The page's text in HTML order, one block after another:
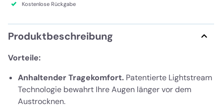
Kostenlose Rückgabe
Produktbeschreibung
Vorteile:
Anhaltender Tragekomfort. Patentierte Lightstream
Technologie bewahrt Ihre Augen länger vor dem
Austrocknen.